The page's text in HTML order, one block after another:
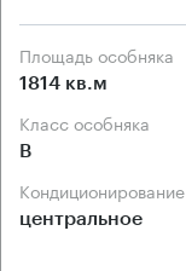
Площадь особняка
1814 кв.м
Класс особняка
B
Кондиционирование
центральное